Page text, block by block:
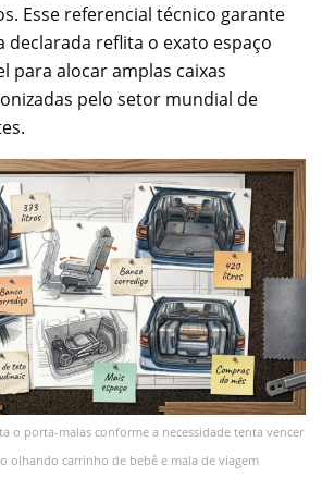
Esse referencial técnico garante
declarada reflita o exato espaço
para alocar amplas caixas
pelo setor mundial de
o porta-malas conforme a necessidade tenta vencer
olhando carrinho de bebê e mala de viagem